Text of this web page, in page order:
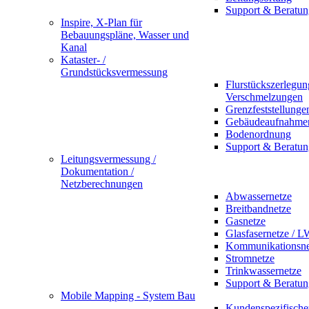
Support &
Inspire, X-Plan für
Bebauungspläne, Wasser und
Kanal
Kataster- /
Grundstücksvermessung
Verschmelzungen
Bodenordnung
Support &
Leitungsvermessung /
Dokumentation /
Netzberechnungen
Abwassernetze
Breitbandnetze
Gasnetze
Glasfasernetze /
Stromnetze
Trinkwassernetze
Support &
Mobile Mapping - System Bau